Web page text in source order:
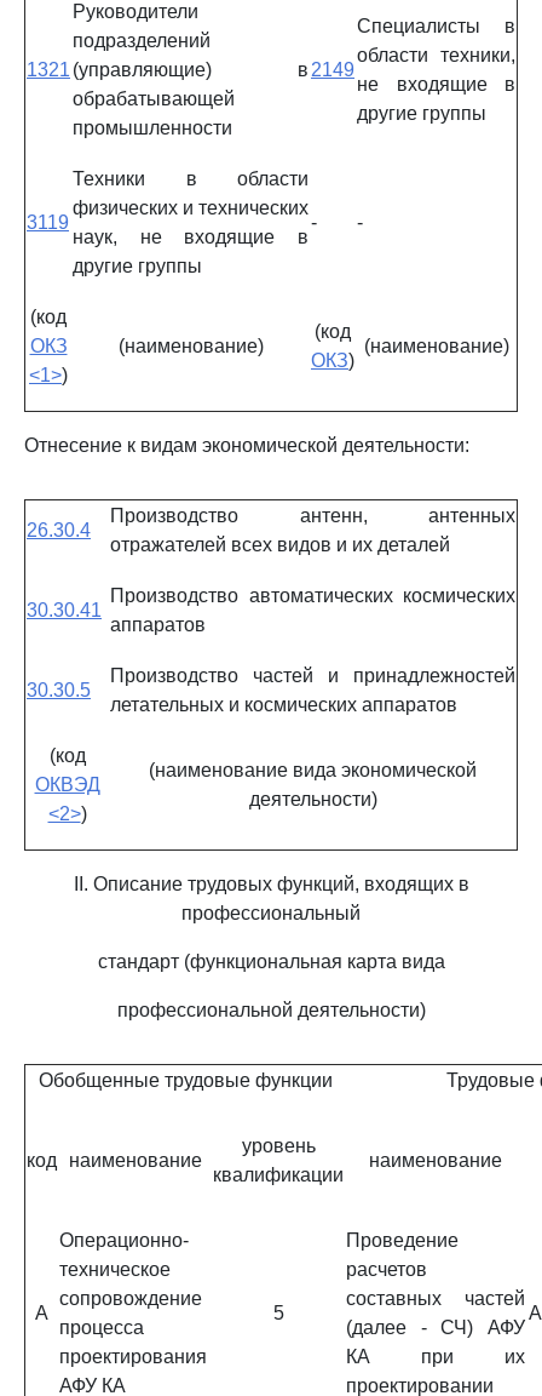
1321
Руководители
подразделений
(управляющие) в
обрабатывающей
промышленности
2149
Специалисты в
области техники,
не входящие в
другие группы
3119
Техники в области
физических и технических
наук, не входящие в
другие группы
- -
(код
ОКЗ
<1>)
(наименование)
(код
ОКЗ)
(наименование)
Отнесение к видам экономической деятельности:
26.30.4
Производство антенн, антенных
отражателей всех видов и их деталей
30.30.41
Производство автоматических космических
аппаратов
30.30.5
Производство частей и принадлежностей
летательных и космических аппаратов
(код
ОКВЭД
<2>)
(наименование вида экономической
деятельности)
II. Описание трудовых функций, входящих в
профессиональный
стандарт (функциональная карта вида
профессиональной деятельности)
Обобщенные трудовые функции Трудовые
код наименование
уровень
квалификации
наименование
A
Операционно-
техническое
сопровождение
процесса
проектирования
АФУ КА
5
Проведение
расчетов
составных частей
(далее - СЧ) АФУ
КА при их
проектировании